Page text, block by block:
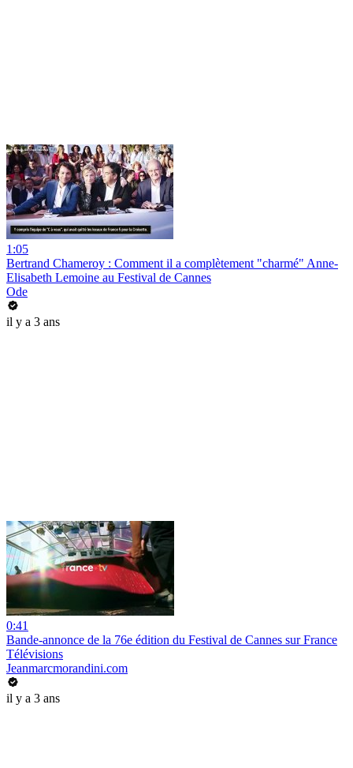
1:05
Bertrand Chameroy : Comment il a complètement "charmé" Anne-
Elisabeth Lemoine au Festival de Cannes
Ode
il y a 3 ans
0:41
Bande-annonce de la 76e édition du Festival de Cannes sur France
Télévisions
Jeanmarcmorandini.com
il y a 3 ans